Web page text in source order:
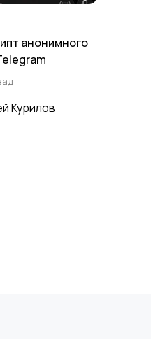
анонимного
Курилов